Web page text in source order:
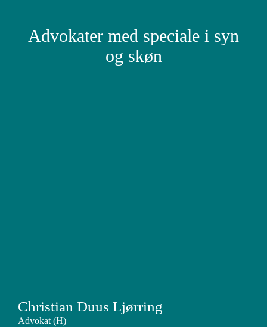
Advokater med speciale i syn
og skøn
Christian Duus Ljørring
Advokat (H)